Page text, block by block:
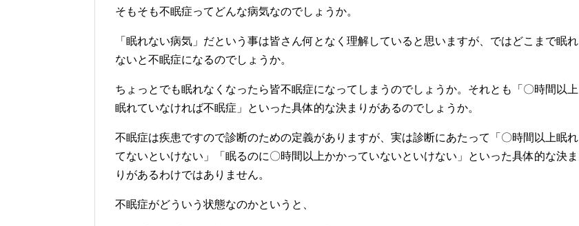
そもそも不眠症ってどんな病気なのでしょうか。
「眠れない病気」だという事は皆さん何となく理解していると思いますが、ではどこまで眠れ
ないと不眠症になるのでしょうか。
ちょっとでも眠れなくなったら皆不眠症になってしまうのでしょうか。それとも「〇時間以上
眠れていなければ不眠症」といった具体的な決まりがあるのでしょうか。
不眠症は疾患ですので診断のための定義がありますが、実は診断にあたって「〇時間以上眠れ
てないといけない」「眠るのに〇時間以上かかっていないといけない」といった具体的な決ま
りがあるわけではありません。
不眠症がどういう状態なのかというと、